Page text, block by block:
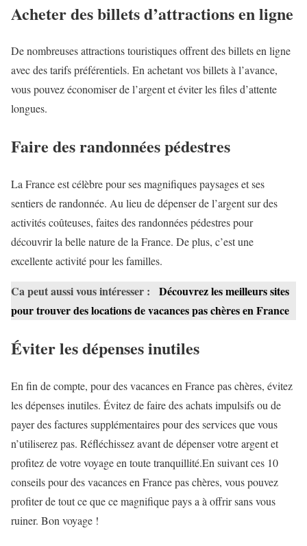
Acheter des billets d’attractions en ligne
De nombreuses attractions touristiques offrent des billets en ligne
avec des tarifs préférentiels. En achetant vos billets à l’avance,
vous pouvez économiser de l’argent et éviter les files d’attente
longues.
Faire des randonnées pédestres
La France est célèbre pour ses magnifiques paysages et ses
sentiers de randonnée. Au lieu de dépenser de l’argent sur des
activités coûteuses, faites des randonnées pédestres pour
découvrir la belle nature de la France. De plus, c’est une
excellente activité pour les familles.
Ca peut aussi vous intéresser :
Découvrez les meilleurs sites
pour trouver des locations de vacances pas chères en France
Éviter les dépenses inutiles
En fin de compte, pour des vacances en France pas chères, évitez
les dépenses inutiles. Évitez de faire des achats impulsifs ou de
payer des factures supplémentaires pour des services que vous
n’utiliserez pas. Réfléchissez avant de dépenser votre argent et
profitez de votre voyage en toute tranquillité.En suivant ces 10
conseils pour des vacances en France pas chères, vous pouvez
profiter de tout ce que ce magnifique pays a à offrir sans vous
ruiner. Bon voyage !